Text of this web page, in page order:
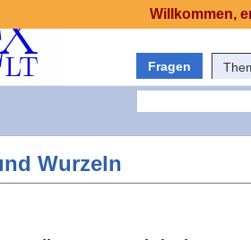
Fragen
Wurzeln
Willkommen,